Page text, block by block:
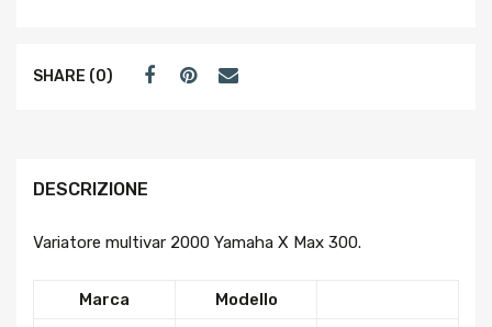
SHARE (0)
DESCRIZIONE
Variatore multivar 2000 Yamaha X Max 300.
Marca Modello